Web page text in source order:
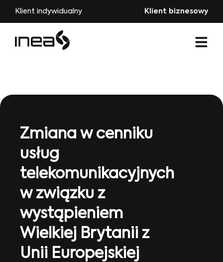
Klient indywidualny Klient biznesowy
Zmiana w cenniku
usług
telekomunikacyjnych
w związku z
wystąpieniem
Wielkiej Brytanii z
Unii Europejskiej